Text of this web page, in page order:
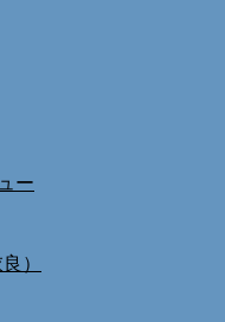
ー
）